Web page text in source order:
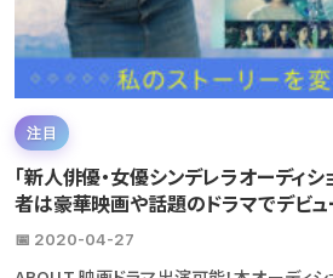
注目
「新人俳優・女優シンデレラオーディ
者は豪華映画や話題のドラマでデビュ
📅 2020-04-27